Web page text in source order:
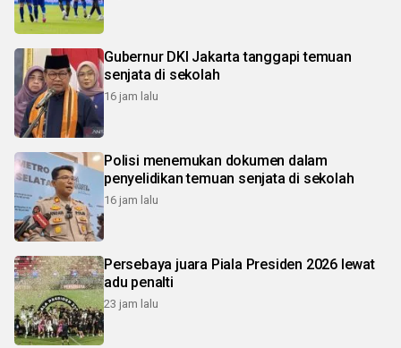
Gubernur DKI Jakarta tanggapi temuan
senjata di sekolah
16 jam lalu
Polisi menemukan dokumen dalam
penyelidikan temuan senjata di sekolah
16 jam lalu
Persebaya juara Piala Presiden 2026 lewat
adu penalti
23 jam lalu